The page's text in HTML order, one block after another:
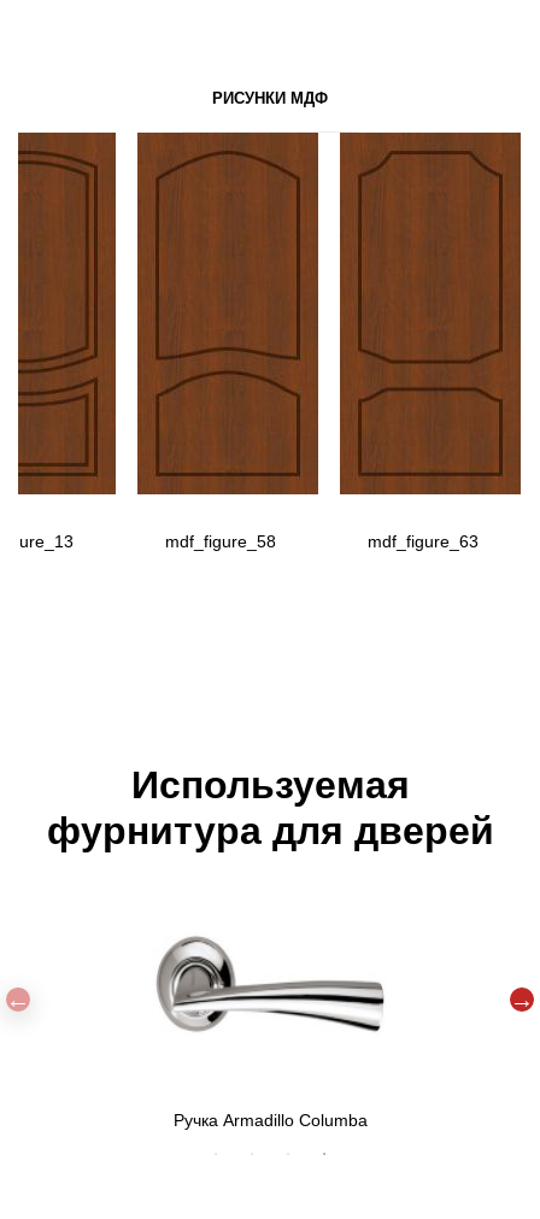
РИСУНКИ МДФ
mdf_figure_58 mdf_figure_63
Используемая
фурнитура для дверей
Ручка Armadillo Columba